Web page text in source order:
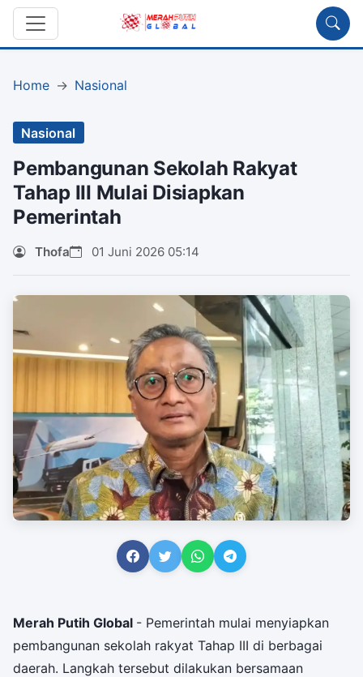
Home Nasional
Nasional
Pembangunan Sekolah Rakyat
Tahap III Mulai Disiapkan
Pemerintah
Thofa 01 Juni 2026 05:14
Merah Putih Global - Pemerintah mulai menyiapkan
pembangunan sekolah rakyat Tahap III di berbagai
daerah. Langkah tersebut dilakukan bersamaan